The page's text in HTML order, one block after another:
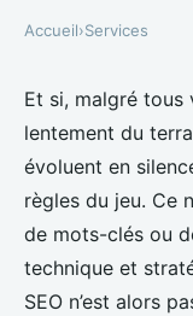
Top
une
Nicet•14/04/2026
Accueil›Services
Et si, malgré
lentement du
évoluent en
règles du jeu. Ce
de mots-clés ou
technique et
SEO n’est alors